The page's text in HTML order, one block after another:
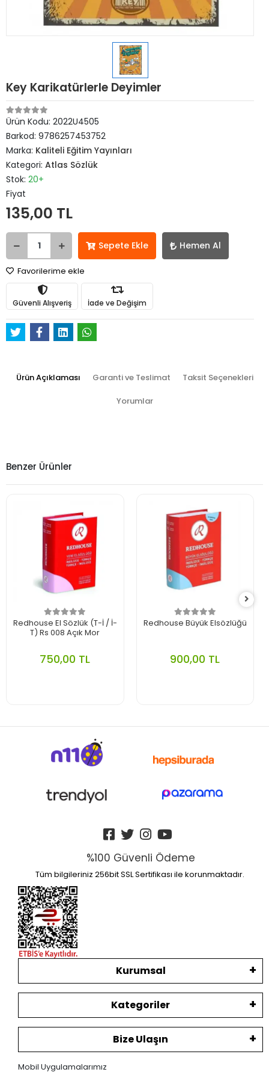
Key Karikatürlerle Deyimler
Ürün Kodu: 2022U4505
Barkod: 9786257453752
Marka: Kaliteli Eğitim Yayınları
Kategori: Atlas Sözlük
Stok: 20+
Fiyat
135,00 TL
Sepete Ekle Hemen Al
Favorilerime ekle
Güvenli Alışveriş İade ve Değişim
Ürün Açıklaması Garanti ve Teslimat Taksit Seçenekleri
Yorumlar
Benzer Ürünler
Redhouse El Sözlük (T-İ / İ-
T) Rs 008 Açık Mor
750,00 TL
Redhouse Büyük Elsözlüğü
900,00 TL
%100 Güvenli Ödeme
Tüm bilgileriniz 256bit SSL Sertifikası ile korunmaktadır.
Kurumsal
Kategoriler
Bize Ulaşın
Mobil Uygulamalarımız